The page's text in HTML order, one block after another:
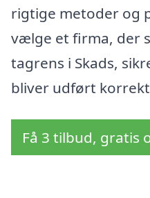
rigtige metoder og
vælge et firma, der
tagrens i Skads,
bliver udført
Få 3 tilbud, gratis